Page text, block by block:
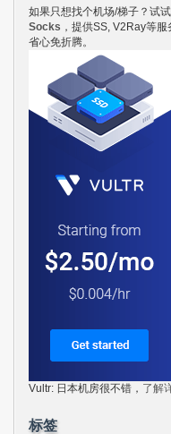
如果只想找个机场/梯子？试
Socks ，提供SS, V2Ray等
省心免折腾。
Vultr: 日本机房很不错， 了解
标签